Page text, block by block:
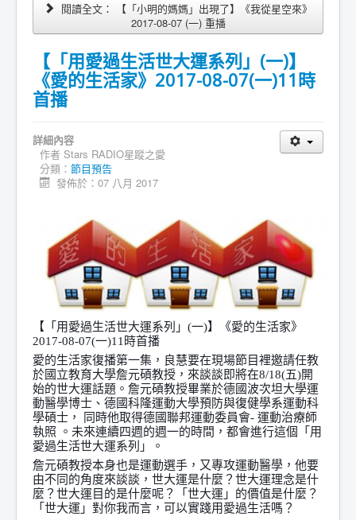
閱讀全文： 【「小明的媽媽」出現了】《我從星空來》
2017-08-07 (一) 重播
【「用愛過生活世大運系列」(一)】
《愛的生活家》2017-08-07(一)11時
首播
詳細內容
作者 Stars RADIO星蹤之愛
分類： 節目預告
發佈於：07 八月 2017
【「用愛過生活世大運系列」(一)】《愛的生活家》
2017-08-07(一)11時首播
愛的生活家復播第一集，良慧要在現場節目裡邀請任教
於國立教育大學詹元碩教授，來談談即將在8/18(五)開
始的世大運話題。詹元碩教授畢業於德國波次坦大學運
動醫學博士、德國科隆運動大學預防與復健學系運動科
學碩士， 同時他取得德國聯邦運動委員會- 運動治療師
執照 。未來連續四週的週一的時間，都會進行這個「用
愛過生活世大運系列」。
詹元碩教授本身也是運動選手，又專攻運動醫學，他要
由不同的角度來談談，世大運是什麼？世大運理念是什
麼？世大運目的是什麼呢？「世大運」的價值是什麼？
「世大運」對你我而言，可以實踐用愛過生活嗎？